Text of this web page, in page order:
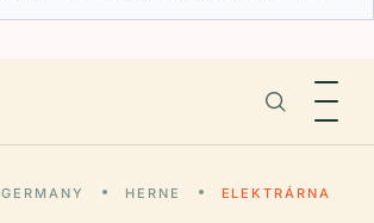
GERMANY HERNE
ELEKTRÁRNA